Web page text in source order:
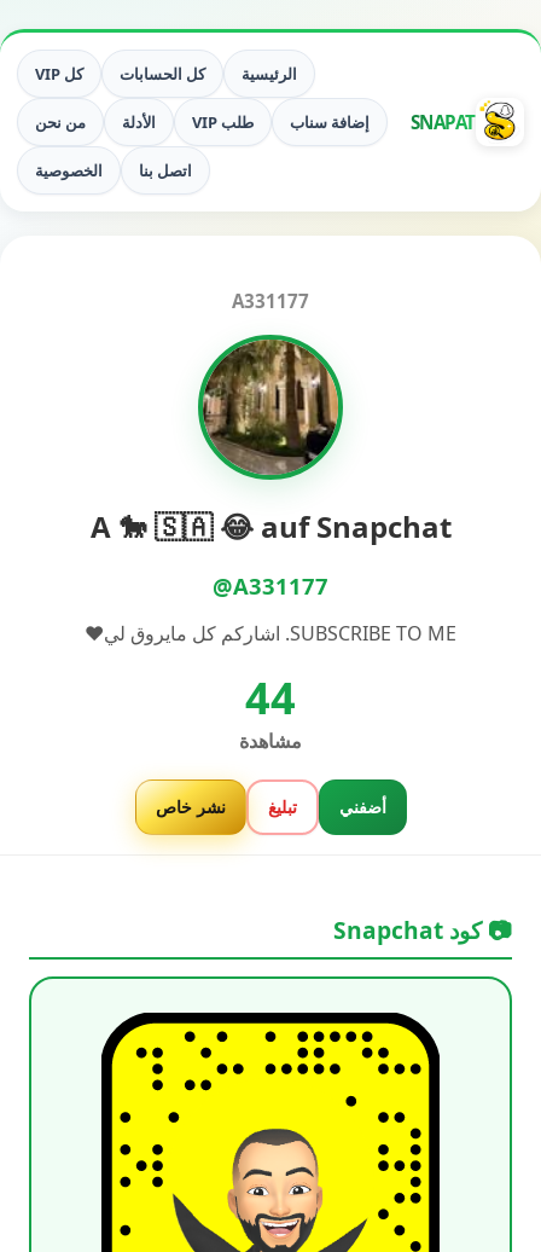
SNAPAT
الرئيسية كل الحسابات كل VIP
إضافة سناب طلب VIP الأدلة من نحن
اتصل بنا الخصوصية
A331177
A 🐎 🇸🇦 😂 auf Snapchat
@A331177
SUBSCRIBE TO ME. اشاركم كل مايروق لي♥️
44
مشاهدة
أضفني تبليغ نشر خاص
📷 كود Snapchat